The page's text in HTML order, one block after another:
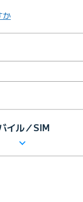
か
イル／SIM